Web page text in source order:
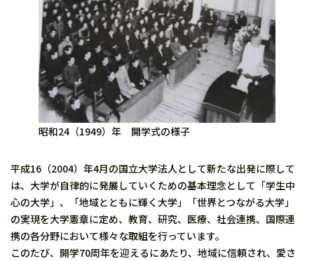
昭和24（1949）年 開学式の様子
平成16（2004）年4月の国立大学法人として新たな出発に際して
は、大学が自律的に発展していくための基本理念として「学生中
心の大学」、「地域とともに輝く大学」「世界とつながる大学」
の実現を大学憲章に定め、教育、研究、医療、社会連携、国際連
携の各分野において様々な取組を行っています。
このたび、開学70周年を迎えるにあたり、地域に信頼され、愛さ